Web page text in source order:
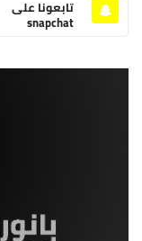
تابعونا على
snapchat